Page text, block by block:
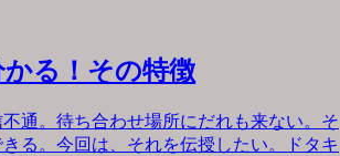
る！その特徴
通。待ち合わせ場所にだれも来ない。そ
る。今回は、それを伝授したい。ドタキ